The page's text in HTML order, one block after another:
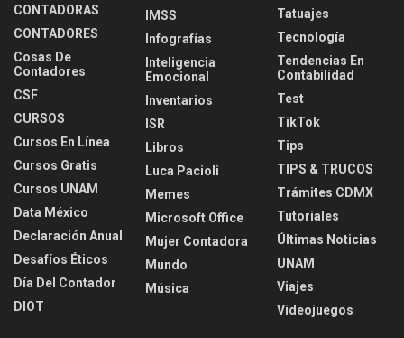
CONTADORAS
CONTADORES
Cosas De
Contadores
CSF
CURSOS
Cursos En Línea
Cursos Gratis
Cursos UNAM
Data México
Declaración Anual
Desafíos Éticos
Día Del Contador
DIOT
IMSS
Infografías
Inteligencia
Emocional
Inventarios
ISR
Libros
Luca Pacioli
Memes
Microsoft Office
Mujer Contadora
Mundo
Música
Tatuajes
Tecnología
Tendencias En
Contabilidad
Test
TikTok
Tips
TIPS & TRUCOS
Trámites CDMX
Tutoriales
Últimas Noticias
UNAM
Viajes
Videojuegos